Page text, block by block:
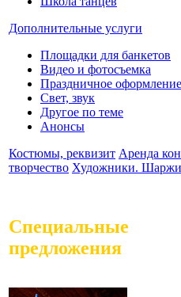
Дополнительные услуги
Площадки для банкетов
Видео и фотосъемка
Праздничное оформление
Свет, звук
Другое по теме
Анонсы
Костюмы, реквизит Аренда
творчество Художники.
Специальные
предложения